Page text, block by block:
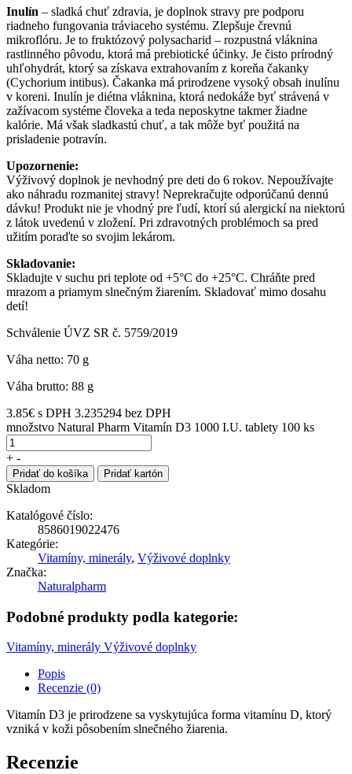
Inulín – sladká chuť zdravia, je doplnok stravy pre podporu
riadneho fungovania tráviaceho systému. Zlepšuje črevnú
mikroflóru. Je to fruktózový polysacharid – rozpustná vláknina
rastlinného pôvodu, ktorá má prebiotické účinky. Je čisto prírodný
uhľohydrát, ktorý sa získava extrahovaním z koreňa čakanky
(Cychorium intibus). Čakanka má prirodzene vysoký obsah inulínu
v koreni. Inulín je diétna vláknina, ktorá nedokáže byť strávená v
zažívacom systéme človeka a teda neposkytne takmer žiadne
kalórie. Má však sladkastú chuť, a tak môže byť použitá na
prisladenie potravín.
Upozornenie:
Výživový doplnok je nevhodný pre deti do 6 rokov. Nepoužívajte
ako náhradu rozmanitej stravy! Neprekračujte odporúčanú dennú
dávku! Produkt nie je vhodný pre ľudí, ktorí sú alergickí na niektorú
z látok uvedenú v zložení. Pri zdravotných problémoch sa pred
užitím poraďte so svojim lekárom.
Skladovanie:
Skladujte v suchu pri teplote od +5°C do +25°C. Chráňte pred
mrazom a priamym slnečným žiarením. Skladovať mimo dosahu
detí!
Schválenie ÚVZ SR č. 5759/2019
Váha netto: 70 g
Váha brutto: 88 g
3.85€ s DPH 3.235294 bez DPH
množstvo Natural Pharm Vitamín D3 1000 I.U. tablety 100 ks
+ -
Pridať do košíka Pridať kartón
Skladom
Katalógové číslo:
8586019022476
Kategórie:
Vitamíny, minerály, Výživové doplnky
Značka:
Naturalpharm
Podobné produkty podla kategorie:
Vitamíny, minerály Výživové doplnky
Popis
Recenzie (0)
Vitamín D3 je prirodzene sa vyskytujúca forma vitamínu D, ktorý
vzniká v koži pôsobením slnečného žiarenia.
Recenzie